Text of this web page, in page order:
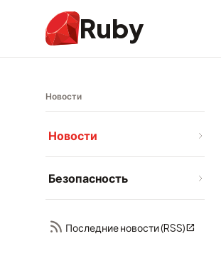
Ruby
Новости
Новости
Безопасность
Последние новости (RSS)